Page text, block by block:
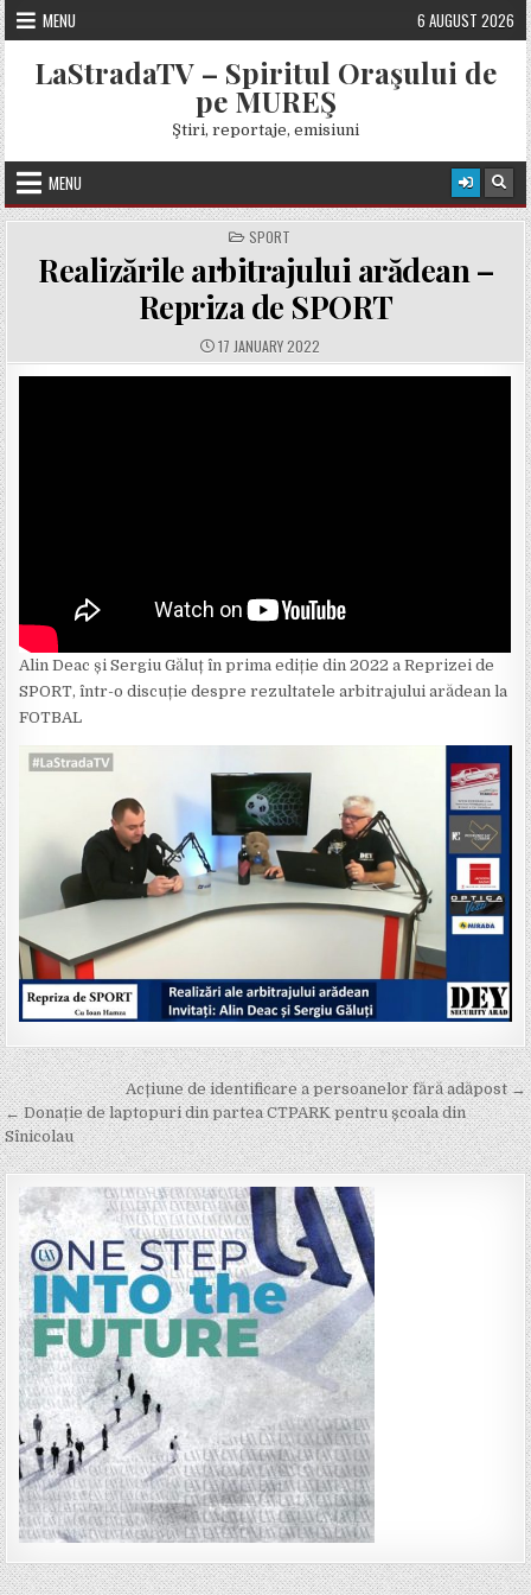
Skip
to
content
MENU 6 AUGUST 2026
LaStradaTV – Spiritul Oraşului de
pe MUREŞ
Ştiri, reportaje, emisiuni
MENU
POSTED
IN
SPORT
Realizările arbitrajului arădean –
Repriza de SPORT
PUBLISHED
DATE:
17 JANUARY 2022
Alin Deac și Sergiu Găluț în prima ediție din 2022 a Reprizei de
SPORT, într-o discuție despre rezultatele arbitrajului arădean la
FOTBAL
Post
navigation
Acțiune de identificare a persoanelor fără adăpost →
← Donație de laptopuri din partea CTPARK pentru școala din
Sînicolau